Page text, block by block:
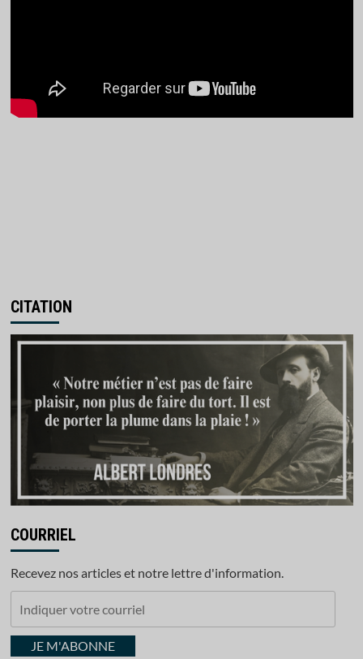
CITATION
COURRIEL
Recevez nos articles et notre lettre d'information.
courrielJE M'ABONNE